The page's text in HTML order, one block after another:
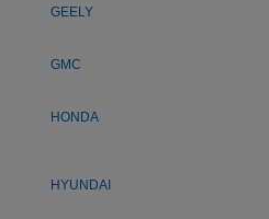
GEELY
GMC
HONDA
HYUNDAI